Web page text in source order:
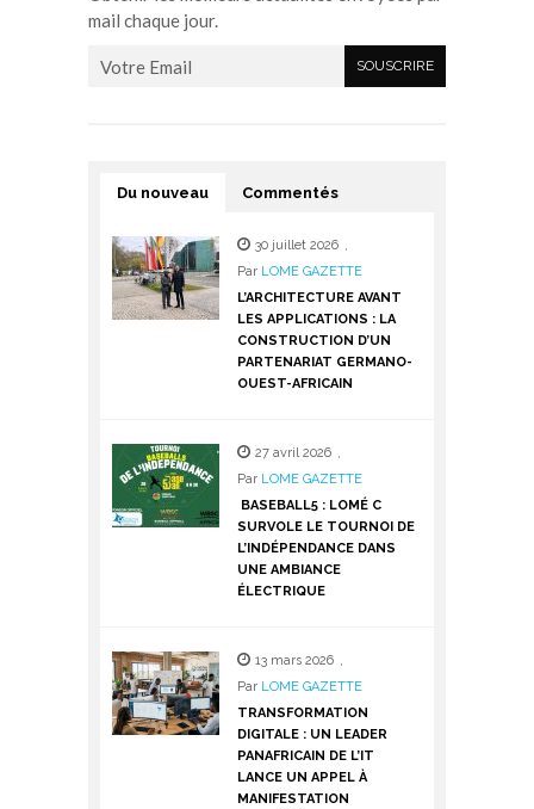
mail chaque jour.
Du nouveau Commentés
30 juillet 2026 ,
Par LOME GAZETTE
L’ARCHITECTURE AVANT
LES APPLICATIONS : LA
CONSTRUCTION D’UN
PARTENARIAT GERMANO-
OUEST-AFRICAIN
27 avril 2026 ,
Par LOME GAZETTE
BASEBALL5 : LOMÉ C
SURVOLE LE TOURNOI DE
L’INDÉPENDANCE DANS
UNE AMBIANCE
ÉLECTRIQUE
13 mars 2026 ,
Par LOME GAZETTE
TRANSFORMATION
DIGITALE : UN LEADER
PANAFRICAIN DE L’IT
LANCE UN APPEL À
MANIFESTATION